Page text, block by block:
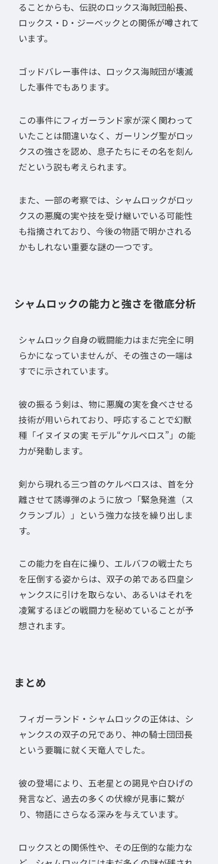
ることからも、伝説のロックス海賊団船長、
ロックス・D・ジーベックとの関係が噂されて
います。
ゴッドバレー事件は、ロックス海賊団が壊滅
した事件でもあります。
この事件にフィガーランド家が深く関わって
いたことは間違いなく、ガーリング聖がロッ
クスの強さを認め、息子たちにその名を刻ん
だという説も考えられます。
また、一部の考察では、シャムロックがロッ
クスの悪魔の実や技を受け継いでいる可能性
も指摘されており、今後の物語で明かされる
かもしれない重要な謎の一つです。
シャムロックの能力と強さを徹底分析
シャムロック自身の戦闘能力はまだ完全に明
らかになっていませんが、その強さの一端は
すでに示されています。
彼の振るう剣は、物に悪魔の実を食べさせる
技術が用いられており、呼応することで幻獣
種「イヌイヌの実 モデル“ケルベロス”」の能
力が発動します。
剣から現れる三つ首のケルベロスは、首を分
離させて誘導弾のように放つ「緊急発進（ス
クランブル）」という強力な技を繰り出しま
す。
この能力を自在に操り、エルバフの戦士たち
を圧倒する姿からは、双子の弟である四皇シ
ャンクスに引けを取らない、あるいはそれを
凌駕するほどの戦闘力を秘めていることが予
想されます。
まとめ
フィガーランド・シャムロックの正体は、シ
ャンクスの双子の兄であり、神の騎士団団長
という要職に就く天竜人でした。
彼の登場により、五老星との謁見や白ひげの
発言など、過去の多くの伏線が見事に繋が
り、物語にさらなる深みを与えています。
ロックスとの関係性や、その圧倒的な能力な